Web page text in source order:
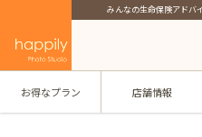
みんなの生命保険アドバ
お得なプラン 店舗情報